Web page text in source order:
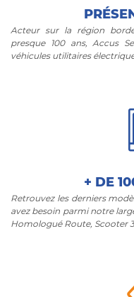
Acteur sur la région
presque 100 ans, Accus
véhicules utilitaires
+ DE
Retrouvez les derniers
avez besoin parmi notre
Homologué Route, Scooter